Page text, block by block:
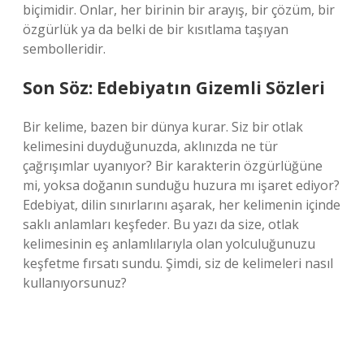
biçimidir. Onlar, her birinin bir arayış, bir çözüm, bir
özgürlük ya da belki de bir kısıtlama taşıyan
sembolleridir.
Son Söz: Edebiyatın Gizemli Sözleri
Bir kelime, bazen bir dünya kurar. Siz bir otlak
kelimesini duyduğunuzda, aklınızda ne tür
çağrışımlar uyanıyor? Bir karakterin özgürlüğüne
mi, yoksa doğanın sunduğu huzura mı işaret ediyor?
Edebiyat, dilin sınırlarını aşarak, her kelimenin içinde
saklı anlamları keşfeder. Bu yazı da size, otlak
kelimesinin eş anlamlılarıyla olan yolculuğunuzu
keşfetme fırsatı sundu. Şimdi, siz de kelimeleri nasıl
kullanıyorsunuz?